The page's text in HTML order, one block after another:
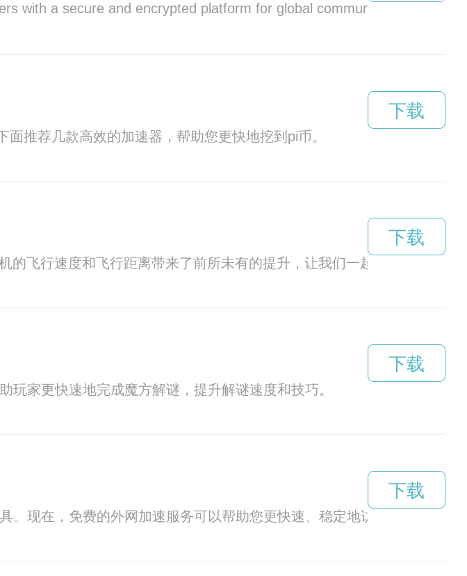
with a secure and encrypted platform for global communication. With
推荐几款高效的加速器，帮助您更快地挖到pi币。
下载
的飞行速度和飞行距离带来了前所未有的提升，让我们一起探索这个神奇
下载
家更快速地完成魔方解谜，提升解谜速度和技巧。
下载
。现在，免费的外网加速服务可以帮助您更快速、稳定地访问互联网，畅
下载